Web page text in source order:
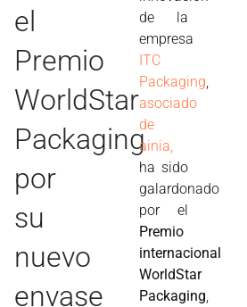
el
Premio
WorldStar
Packaging
por
su
nuevo
envase
de la
empresa
ITC
Packaging
asociado
de
ainia,
ha sido
galardonado
por el
Premio
internacional
WorldStar
Packaging